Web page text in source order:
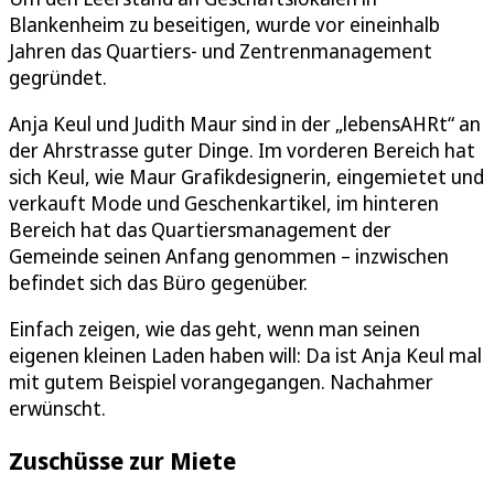
Blankenheim zu beseitigen, wurde vor eineinhalb
Jahren das Quartiers- und Zentrenmanagement
gegründet.
Anja Keul und Judith Maur sind in der „lebensAHRt“ an
der Ahrstrasse guter Dinge. Im vorderen Bereich hat
sich Keul, wie Maur Grafikdesignerin, eingemietet und
verkauft Mode und Geschenkartikel, im hinteren
Bereich hat das Quartiersmanagement der
Gemeinde seinen Anfang genommen – inzwischen
befindet sich das Büro gegenüber.
Einfach zeigen, wie das geht, wenn man seinen
eigenen kleinen Laden haben will: Da ist Anja Keul mal
mit gutem Beispiel vorangegangen. Nachahmer
erwünscht.
Zuschüsse zur Miete